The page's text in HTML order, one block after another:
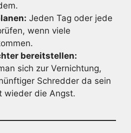
Jeden Tag oder jede
wenn viele
bereitstellen:
sich zur Vernichtung,
Schredder da sein
wieder die Angst.